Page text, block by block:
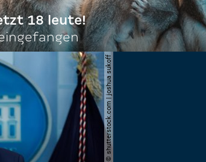
18 leute!
© shutterstock.com | joshua sukoff